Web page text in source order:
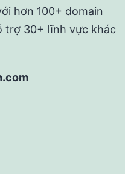
hơn 100+ domain
trợ 30+ lĩnh vực khác